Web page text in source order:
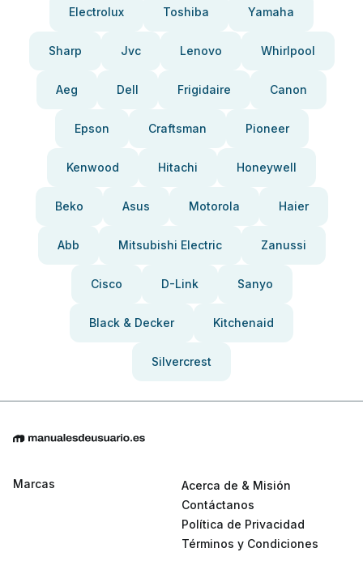
Electrolux Toshiba Yamaha
Sharp Jvc Lenovo Whirlpool
Aeg Dell Frigidaire Canon
Epson Craftsman Pioneer
Kenwood Hitachi Honeywell
Beko Asus Motorola Haier
Abb Mitsubishi Electric Zanussi
Cisco D-Link Sanyo
Black & Decker Kitchenaid
Silvercrest
Marcas
Acerca de & Misión
Contáctanos
Política de Privacidad
Términos y Condiciones